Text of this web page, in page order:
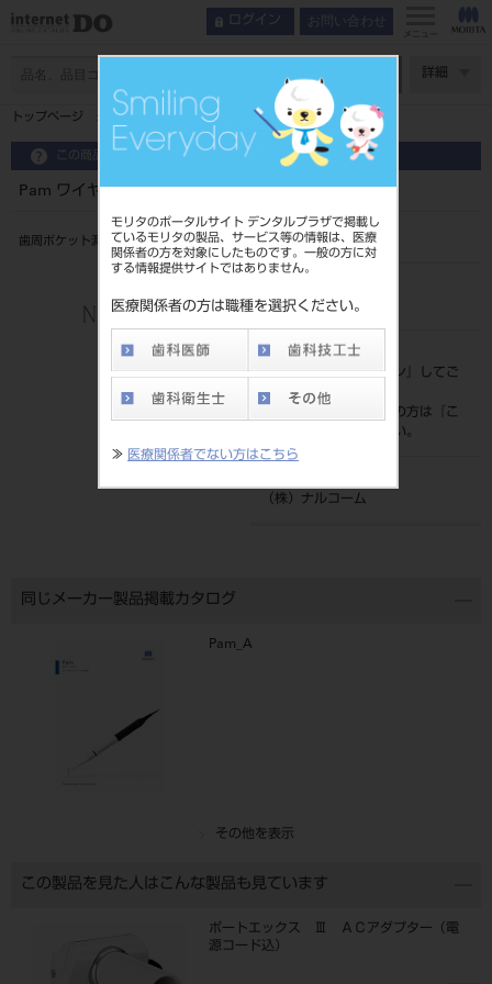
モリタのポータルサイト デンタルプラザで掲載し
ているモリタの製品、サービス等の情報は、医療
関係者の方を対象にしたものです。一般の方に対
する情報提供サイトではありません。
医療関係者の方は職種を選択ください。
≫ 医療関係者でない方はこちら
ログイン お問い合わせ
メニュー
詳細
トップページ Pam ワイヤレスキット モリタ連携版
この商品に関するお問い合わせ
Pam ワイヤレスキット モリタ連携版
歯周ポケット測定器
102850061
標準価格
ログイン
』してご
覧ください。
ネット会員登録がまだの方は『
こ
』より登録ください。
（株）ナルコーム
同じメーカー製品掲載カタログ
Pam_A
その他を表示
この製品を見た人はこんな製品も見ています
ポートエックス Ⅲ ＡＣアダプター（電
源コード込）